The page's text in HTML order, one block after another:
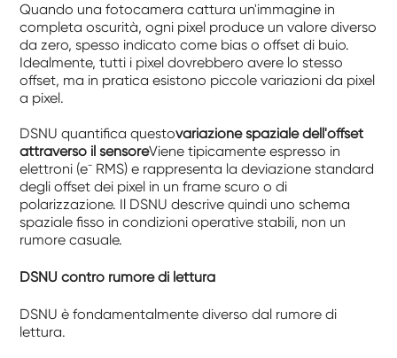
Quando una fotocamera cattura un'immagine in
completa oscurità, ogni pixel produce un valore diverso
da zero, spesso indicato come bias o offset di buio.
Idealmente, tutti i pixel dovrebbero avere lo stesso
offset, ma in pratica esistono piccole variazioni da pixel
a pixel.
DSNU quantifica questovariazione spaziale dell'offset
attraverso il sensoreViene tipicamente espresso in
elettroni (e⁻ RMS) e rappresenta la deviazione standard
degli offset dei pixel in un frame scuro o di
polarizzazione. Il DSNU descrive quindi uno schema
spaziale fisso in condizioni operative stabili, non un
rumore casuale.
DSNU contro rumore di lettura
DSNU è fondamentalmente diverso dal rumore di
lettura.